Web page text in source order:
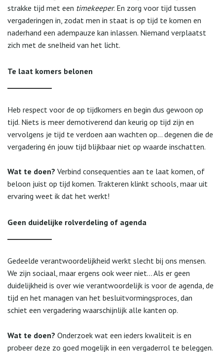
strakke tijd met een timekeeper. En zorg voor tijd tussen
vergaderingen in, zodat men in staat is op tijd te komen en
naderhand een adempauze kan inlassen. Niemand verplaatst
zich met de snelheid van het licht.
Te laat komers belonen
Heb respect voor de op tijdkomers en begin dus gewoon op
tijd. Niets is meer demotiverend dan keurig op tijd zijn en
vervolgens je tijd te verdoen aan wachten op… degenen die de
vergadering én jouw tijd blijkbaar niet op waarde inschatten.
Wat te doen? Verbind consequenties aan te laat komen, of
beloon juist op tijd komen. Trakteren klinkt schools, maar uit
ervaring weet ik dat het werkt!
Geen duidelijke rolverdeling of agenda
Gedeelde verantwoordelijkheid werkt slecht bij ons mensen.
We zijn sociaal, maar ergens ook weer niet… Als er geen
duidelijkheid is over wie verantwoordelijk is voor de agenda, de
tijd en het managen van het besluitvormingsproces, dan
schiet een vergadering waarschijnlijk alle kanten op.
Wat te doen? Onderzoek wat een ieders kwaliteit is en
probeer deze zo goed mogelijk in een vergaderrol te beleggen.